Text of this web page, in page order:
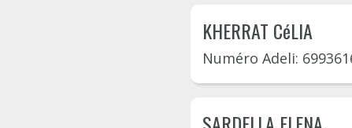
KHERRAT CéLIA
Numéro Adeli: